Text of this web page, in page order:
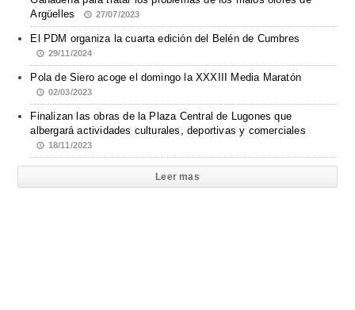
Argüelles
27/07/2023
El PDM organiza la cuarta edición del Belén de Cumbres
29/11/2024
Pola de Siero acoge el domingo la XXXIII Media Maratón
02/03/2023
Finalizan las obras de la Plaza Central de Lugones que
albergará actividades culturales, deportivas y comerciales
18/11/2023
Leer mas